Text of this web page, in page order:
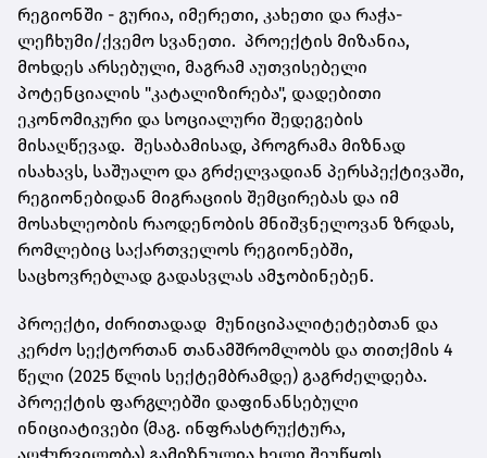
რეგიონში - გურია, იმერეთი, კახეთი და რაჭა-
ლეჩხუმი/ქვემო სვანეთი. პროექტის მიზანია,
მოხდეს არსებული, მაგრამ აუთვისებელი
პოტენციალის "კატალიზირება", დადებითი
ეკონომიკური და სოციალური შედეგების
მისაღწევად. შესაბამისად, პროგრამა მიზნად
ისახავს, საშუალო და გრძელვადიან პერსპექტივაში,
რეგიონებიდან მიგრაციის შემცირებას და იმ
მოსახლეობის რაოდენობის მნიშვნელოვან ზრდას,
რომლებიც საქართველოს რეგიონებში,
საცხოვრებლად გადასვლას ამჯობინებენ.
პროექტი, ძირითადად მუნიციპალიტეტებთან და
კერძო სექტორთან თანამშრომლობს და თითქმის 4
წელი (2025 წლის სექტემბრამდე) გაგრძელდება.
პროექტის ფარგლებში დაფინანსებული
ინიციატივები (მაგ. ინფრასტრუქტურა,